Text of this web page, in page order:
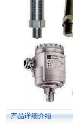
产品详细介绍